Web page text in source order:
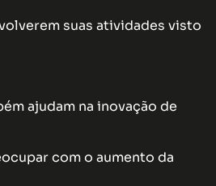
suas atividades visto
ajudam na inovação de
com o aumento da